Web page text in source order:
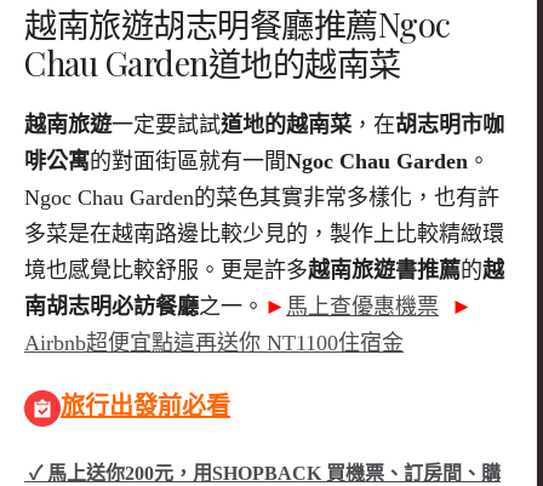
越南旅遊胡志明餐廳推薦Ngoc
Chau Garden道地的越南菜
越南旅遊一定要試試道地的越南菜 ，在胡志明市咖
啡公寓的對面街區就有一間Ngoc Chau Garden 。
Ngoc Chau Garden的菜色其實非常多樣化，也有許
多菜是在越南路邊比較少見的，製作上比較精緻環
境也感覺比較舒服。更是許多越南旅遊書推薦的越
南胡志明必訪餐廳之一。 ► 馬上查優惠機票
►
Airbnb超便宜點這再送你 NT1100住宿金
旅行出發前必看
✓ 馬上送你200元，用SHOPBACK 買機票、訂房間、購